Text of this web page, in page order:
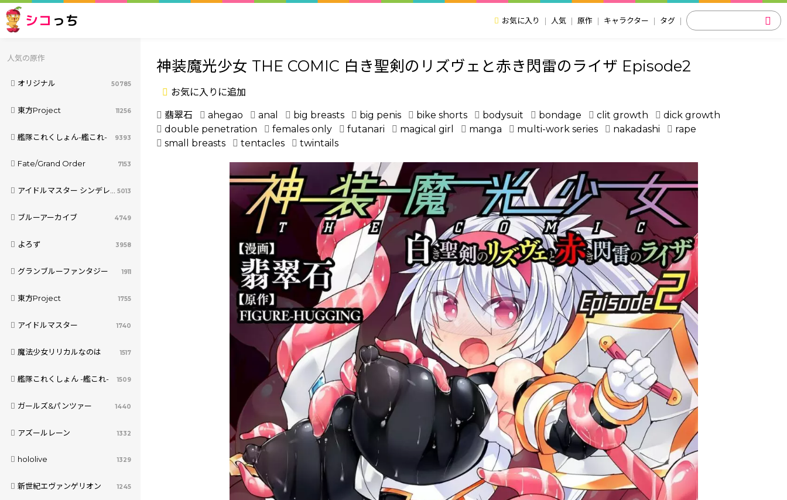
シコ っち お気に入り 人気 原作 キャラクター タグ
人気の原作
オリジナル 50785
東方Project 11256
艦隊これくしょん-艦これ- 9393
Fate/Grand Order 7153
アイドルマスター シンデレラガールズ 5013
ブルーアーカイブ 4749
よろず 3958
グランブルーファンタジー 1911
東方Project 1755
アイドルマスター 1740
魔法少女リリカルなのは 1517
艦隊これくしょん -艦これ- 1509
ガールズ&パンツァー 1440
アズールレーン 1332
hololive 1329
新世紀エヴァンゲリオン 1245
神装魔光少女 THE COMIC 白き聖剣のリズヴェと赤き閃雷のライザ Episode2
お気に入りに追加
翡翠石 ahegao anal big breasts big penis bike shorts bodysuit bondage clit growth
dick growth
double penetration
females only futanari magical girl manga multi-work series nakadashi
rape
small breasts
tentacles twintails